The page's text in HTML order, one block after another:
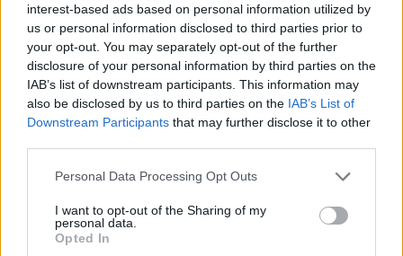
interest-based ads based on personal information utilized by
us or personal information disclosed to third parties prior to
your opt-out. You may separately opt-out of the further
disclosure of your personal information by third parties on the
IAB’s list of downstream participants. This information may
also be disclosed by us to third parties on the IAB’s List of
Downstream Participants that may further disclose it to other
Personal Data Processing Opt Outs
I want to opt-out of the Sharing of my
personal data.
Opted In
Θέσεις Εργασίας ανά Ειδικότητα
Θέσεις Εργασίας ανά Εταιρεία
Κέντρο Βοήθειας
Καταχώρηση Online Βιογραφικού